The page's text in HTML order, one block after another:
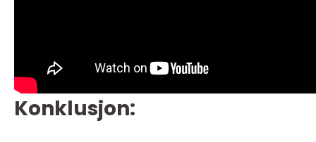
Konklusjon: